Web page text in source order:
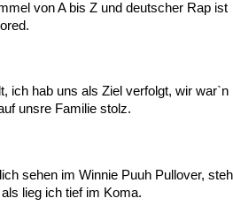
von A bis Z und deutscher Rap ist
ich hab uns als Ziel verfolgt, wir war`n
unsre Familie stolz.
sehen im Winnie Puuh Pullover, steh
lieg ich tief im Koma.